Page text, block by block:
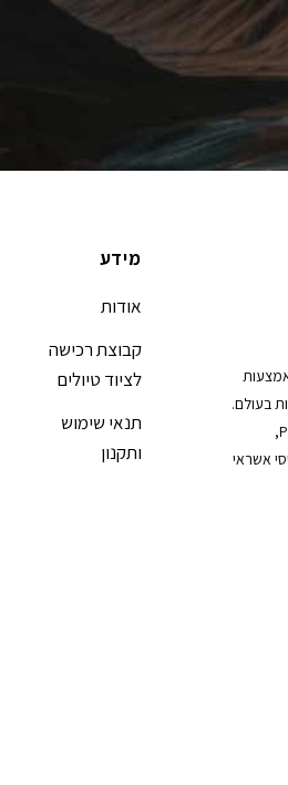
אשראי
מידע
אודות
קבוצת רכישה
לציוד טיולים
תנאי שימוש
ותקנון